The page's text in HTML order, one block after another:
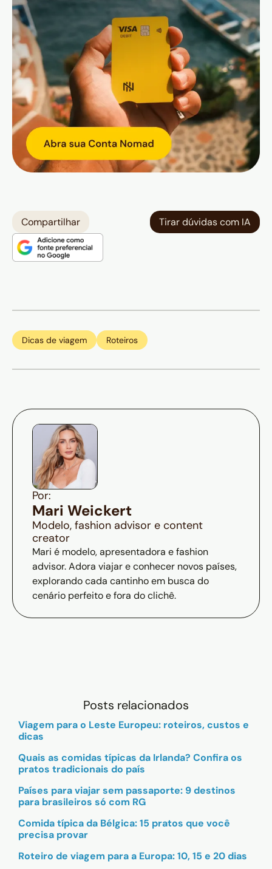
Compartilhar Tirar dúvidas com IA
Dicas de viagem Roteiros
Por:
Mari Weickert
Modelo, fashion advisor e content
creator
Mari é modelo, apresentadora e fashion
advisor. Adora viajar e conhecer novos países,
explorando cada cantinho em busca do
cenário perfeito e fora do clichê.
Posts relacionados
Viagem para o Leste Europeu: roteiros, custos e
dicas
Quais as comidas típicas da Irlanda? Confira os
pratos tradicionais do país
Países para viajar sem passaporte: 9 destinos
para brasileiros só com RG
Comida típica da Bélgica: 15 pratos que você
precisa provar
Roteiro de viagem para a Europa: 10, 15 e 20 dias